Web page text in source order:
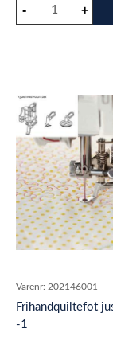
Varenr: 202146001
Frihandquiltefot
-1